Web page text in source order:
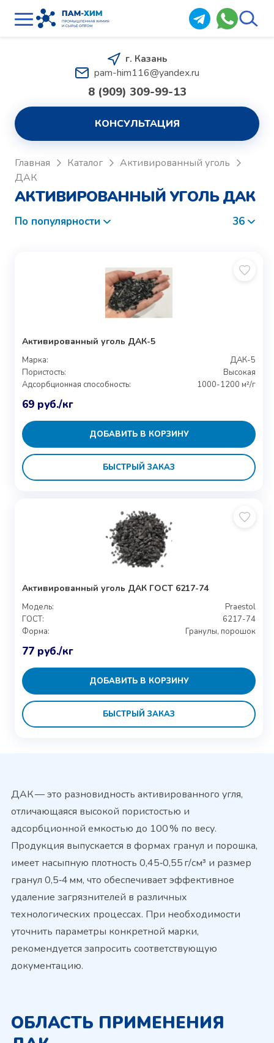
г. Казань
pam-him116@yandex.ru
8 (909) 309-99-13
КОНСУЛЬТАЦИЯ
Главная Каталог
Активированный уголь
ДАК
АКТИВИРОВАННЫЙ УГОЛЬ ДАК
По популярности 36
Активированный уголь ДАК-5
Марка:
ДАК-5
Пористость:
Высокая
Адсорбционная способность:
1000-1200 м²/г
69 руб./кг
ДОБАВИТЬ В КОРЗИНУ
БЫСТРЫЙ ЗАКАЗ
Активированный уголь ДАК ГОСТ 6217-74
Модель:
Praestol
ГОСТ:
6217-74
Форма:
Гранулы, порошок
77 руб./кг
ДОБАВИТЬ В КОРЗИНУ
БЫСТРЫЙ ЗАКАЗ
ДАК — это разновидность активированного угля,
отличающаяся высокой пористостью и
адсорбционной емкостью до 100 % по весу.
Продукция выпускается в формах гранул и порошка,
имеет насыпную плотность 0,45‑0,55 г/см³ и размер
гранул 0,5‑4 мм, что обеспечивает эффективное
удаление загрязнителей в различных
технологических процессах. При необходимости
уточнить параметры конкретной марки,
рекомендуется запросить соответствующую
документацию.
ОБЛАСТЬ ПРИМЕНЕНИЯ